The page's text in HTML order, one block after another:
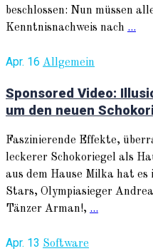
beschlossen: Nun müssen
Kenntnisnachweis nach ...
Apr. 16 Allgemein
Sponsored Video:
um den neuen
Faszinierende Effekte,
leckerer Schokoriegel als
aus dem Hause Milka hat es
Stars, Olympiasieger
Tänzer Arman!, ...
Apr. 13 Software